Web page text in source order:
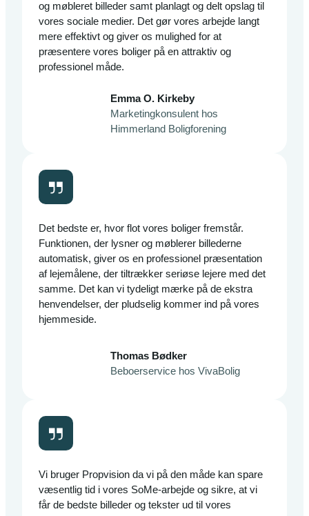
og møbleret billeder samt planlagt og delt opslag til
vores sociale medier. Det gør vores arbejde langt
mere effektivt og giver os mulighed for at
præsentere vores boliger på en attraktiv og
professionel måde.
Emma O. Kirkeby
Marketingkonsulent hos
Himmerland Boligforening
Det bedste er, hvor flot vores boliger fremstår.
Funktionen, der lysner og møblerer billederne
automatisk, giver os en professionel præsentation
af lejemålene, der tiltrækker seriøse lejere med det
samme. Det kan vi tydeligt mærke på de ekstra
henvendelser, der pludselig kommer ind på vores
hjemmeside.
Thomas Bødker
Beboerservice hos VivaBolig
Vi bruger Propvision da vi på den måde kan spare
væsentlig tid i vores SoMe-arbejde og sikre, at vi
får de bedste billeder og tekster ud til vores